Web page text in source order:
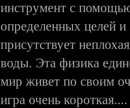
инструмент с
определенных целей
присутствует
воды. Эта физика
мир живет по своим
игра очень